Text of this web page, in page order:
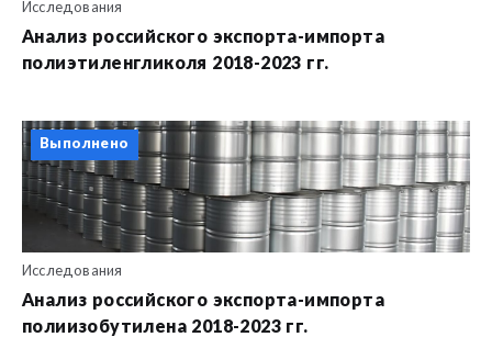
Исследования
Анализ российского экспорта-импорта
полиэтиленгликоля 2018-2023 гг.
Выполнено
Исследования
Анализ российского экспорта-импорта
полиизобутилена 2018-2023 гг.